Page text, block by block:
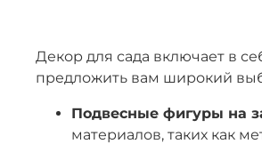
Декор для сада включает в
предложить вам широкий
Подвесные фигуры на
материалов, таких как